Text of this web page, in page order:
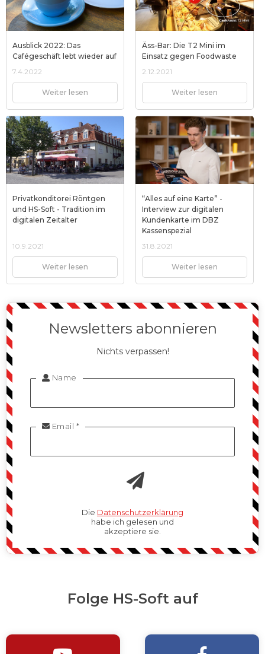
Ausblick 2022: Das
Cafégeschäft lebt wieder auf
7.4.2022
Weiter lesen
Äss-Bar: Die T2 Mini im
Einsatz gegen Foodwaste
2.12.2021
Weiter lesen
Privatkonditorei Röntgen
und HS-Soft - Tradition im
digitalen Zeitalter
10.9.2021
Weiter lesen
“Alles auf eine Karte” -
Interview zur digitalen
Kundenkarte im DBZ
Kassenspezial
31.8.2021
Weiter lesen
Newsletters abonnieren
Nichts verpassen!
 Name
 Email *
Die Datenschutzerklärung
habe ich gelesen und
akzeptiere sie.
Folge HS-Soft auf